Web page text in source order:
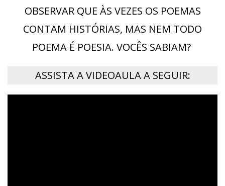
OBSERVAR QUE ÀS VEZES OS POEMAS
CONTAM HISTÓRIAS, MAS NEM TODO
POEMA É POESIA. VOCÊS SABIAM?
ASSISTA A VIDEOAULA A SEGUIR: